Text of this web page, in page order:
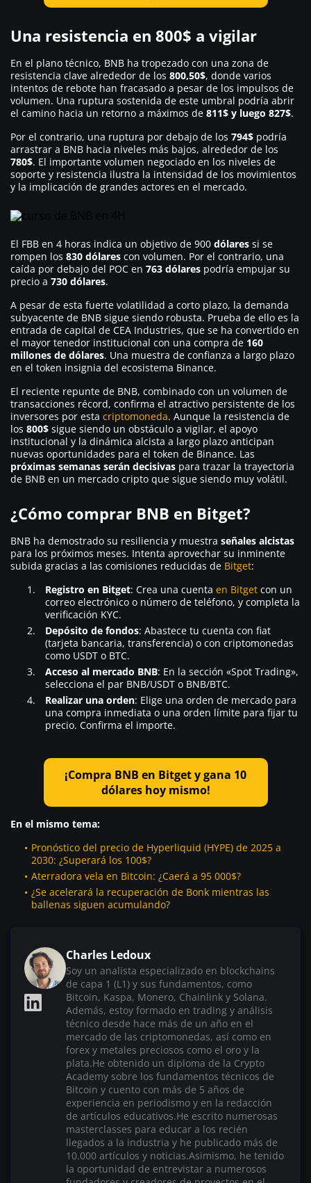
Una resistencia en 800$ a vigilar
En el plano técnico, BNB ha tropezado con una zona de
resistencia clave alrededor de los 800,50$, donde varios
intentos de rebote han fracasado a pesar de los impulsos de
volumen. Una ruptura sostenida de este umbral podría abrir
el camino hacia un retorno a máximos de 811$ y luego 827$.
Por el contrario, una ruptura por debajo de los 794$ podría
arrastrar a BNB hacia niveles más bajos, alrededor de los
780$. El importante volumen negociado en los niveles de
soporte y resistencia ilustra la intensidad de los movimientos
y la implicación de grandes actores en el mercado.
El FBB en 4 horas indica un objetivo de 900 dólares si se
rompen los 830 dólares con volumen. Por el contrario, una
caída por debajo del POC en 763 dólares podría empujar su
precio a 730 dólares.
A pesar de esta fuerte volatilidad a corto plazo, la demanda
subyacente de BNB sigue siendo robusta. Prueba de ello es la
entrada de capital de CEA Industries, que se ha convertido en
el mayor tenedor institucional con una compra de 160
millones de dólares. Una muestra de confianza a largo plazo
en el token insignia del ecosistema Binance.
El reciente repunte de BNB, combinado con un volumen de
transacciones récord, confirma el atractivo persistente de los
inversores por esta criptomoneda. Aunque la resistencia de
los 800$ sigue siendo un obstáculo a vigilar, el apoyo
institucional y la dinámica alcista a largo plazo anticipan
nuevas oportunidades para el token de Binance. Las
próximas semanas serán decisivas para trazar la trayectoria
de BNB en un mercado cripto que sigue siendo muy volátil.
¿Cómo comprar BNB en Bitget?
BNB ha demostrado su resiliencia y muestra señales alcistas
para los próximos meses. Intenta aprovechar su inminente
subida gracias a las comisiones reducidas de Bitget:
Registro en Bitget: Crea una cuenta en Bitget con un
correo electrónico o número de teléfono, y completa la
verificación KYC.
Depósito de fondos: Abastece tu cuenta con fiat
(tarjeta bancaria, transferencia) o con criptomonedas
como USDT o BTC.
Acceso al mercado BNB: En la sección «Spot Trading»,
selecciona el par BNB/USDT o BNB/BTC.
Realizar una orden: Elige una orden de mercado para
una compra inmediata o una orden límite para fijar tu
precio. Confirma el importe.
¡Compra BNB en Bitget y gana 10
dólares hoy mismo!
En el mismo tema:
Pronóstico del precio de Hyperliquid (HYPE) de 2025 a
2030: ¿Superará los 100$?
Aterradora vela en Bitcoin: ¿Caerá a 95 000$?
¿Se acelerará la recuperación de Bonk mientras las
ballenas siguen acumulando?
Charles Ledoux
Soy un analista especializado en blockchains
de capa 1 (L1) y sus fundamentos, como
Bitcoin, Kaspa, Monero, Chainlink y Solana.
Además, estoy formado en trading y análisis
técnico desde hace más de un año en el
mercado de las criptomonedas, así como en
forex y metales preciosos como el oro y la
plata.He obtenido un diploma de la Crypto
Academy sobre los fundamentos técnicos de
Bitcoin y cuento con más de 5 años de
experiencia en periodismo y en la redacción
de artículos educativos.He escrito numerosas
masterclasses para educar a los recién
llegados a la industria y he publicado más de
10.000 artículos y noticias.Asimismo, he tenido
la oportunidad de entrevistar a numerosos